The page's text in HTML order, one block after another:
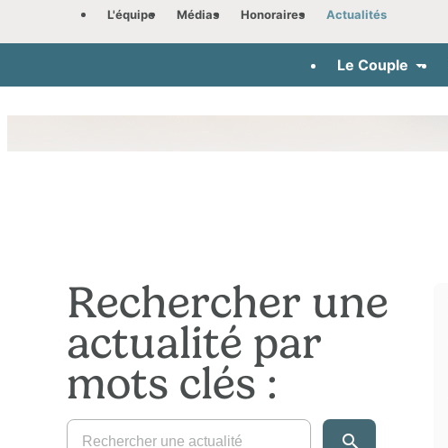
L'équipe Médias Honoraires Actualités
Le Couple
Rechercher une
actualité par
mots clés :
Panneau de gestion des cookies